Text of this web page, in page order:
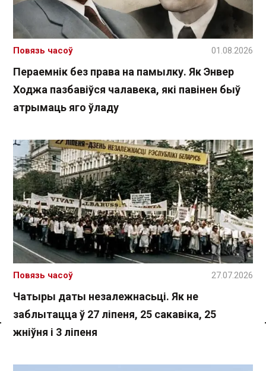
Спасылка без VPN
Пераемнік без права на памылку. Як Энвер
Ходжа пазбавіўся чалавека, які павінен быў
атрымаць яго ўладу
Повязь часоў 01.08.2026
Чатыры даты незалежнасьці. Як не
заблытацца ў 27 ліпеня, 25 сакавіка, 25
жніўня і 3 ліпеня
Повязь часоў 27.07.2026